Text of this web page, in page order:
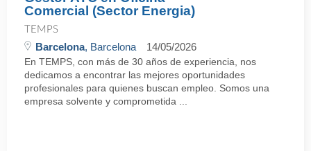
Comercial (Sector Energia)
TEMPS
Barcelona, Barcelona 14/05/2026
En TEMPS, con más de 30 años de experiencia, nos
dedicamos a encontrar las mejores oportunidades
profesionales para quienes buscan empleo. Somos una
empresa solvente y comprometida ...